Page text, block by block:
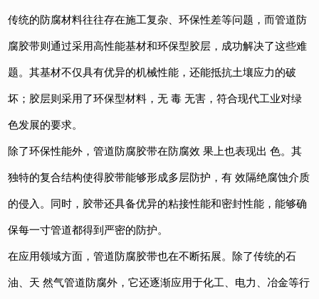
传统的防腐材料往往存在施工复杂、环保性差等问题，而管道防
腐胶带则通过采用高性能基材和环保型胶层，成功解决了这些难
题。其基材不仅具有优异的机械性能，还能抵抗土壤应力的破
坏；胶层则采用了环保型材料，无 毒 无害，符合现代工业对绿
色发展的要求。
除了环保性能外，管道防腐胶带在防腐效 果上也表现出 色。其
独特的复合结构使得胶带能够形成多层防护，有 效隔绝腐蚀介质
的侵入。同时，胶带还具备优异的粘接性能和密封性能，能够确
保每一寸管道都得到严密的防护。
在应用领域方面，管道防腐胶带也在不断拓展。除了传统的石
油、天 然气管道防腐外，它还逐渐应用于化工、电力、冶金等行